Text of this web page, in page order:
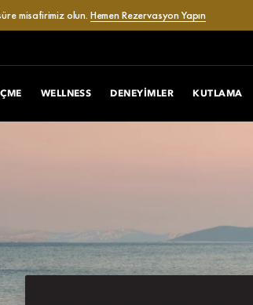
misafirimiz olun. Hemen Rezervasyon Yapın
WELLNESS DENEYIMLER KUTLAMA